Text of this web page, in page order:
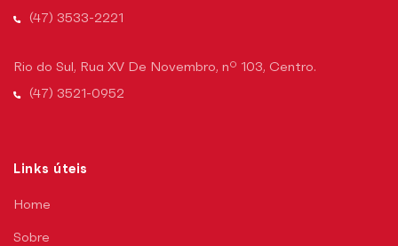
(47) 3533-2221
Rio do Sul, Rua XV De Novembro, nº 103, Centro.
(47) 3521-0952
Links úteis
Home
Sobre